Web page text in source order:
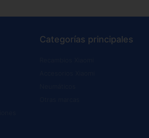
Categorías principales